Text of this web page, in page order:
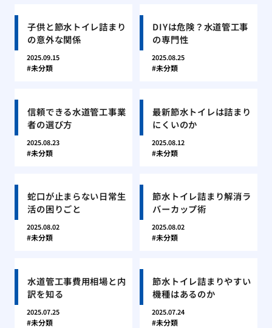
子供と節水トイレ詰まり
の意外な関係
2025.09.15
未分類
DIYは危険？水道管工事
の専門性
2025.08.25
未分類
信頼できる水道管工事業
者の選び方
2025.08.23
未分類
最新節水トイレは詰まり
にくいのか
2025.08.12
未分類
蛇口が止まらない日常生
活の困りごと
2025.08.02
未分類
節水トイレ詰まり解消ラ
バーカップ術
2025.08.02
未分類
水道管工事費用相場と内
訳を知る
2025.07.25
未分類
節水トイレ詰まりやすい
機種はあるのか
2025.07.24
未分類